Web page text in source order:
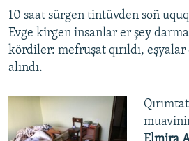
10 saat sürgen tintüvden soñ
Evge kirgen insanlar er şey
kördiler: mefruşat qırıldı, eşyalar
alındı.